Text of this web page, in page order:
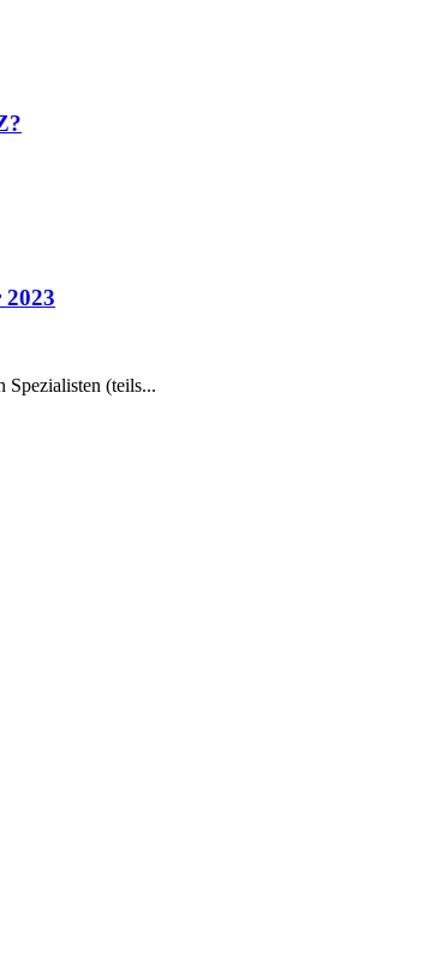
Spezialisten (teils...